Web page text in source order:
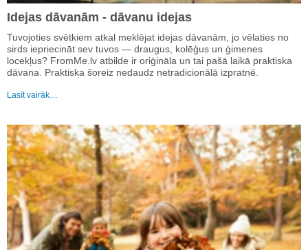
Idejas dāvanām - dāvanu idejas
Tuvojoties svētkiem atkal meklējat idejas dāvanām, jo vēlaties no
sirds iepriecināt sev tuvos — draugus, kolēģus un ģimenes
locekļus? FromMe.lv atbilde ir oriģināla un tai pašā laikā praktiska
dāvana. Praktiska šoreiz nedaudz netradicionālā izpratnē.
Lasīt vairāk…